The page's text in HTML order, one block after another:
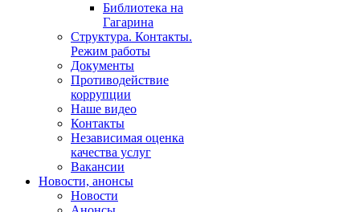
Библиотека на
Гагарина
Структура. Контакты.
Режим работы
Документы
Противодействие
коррупции
Наше видео
Контакты
Независимая оценка
качества услуг
Вакансии
Новости, анонсы
Новости